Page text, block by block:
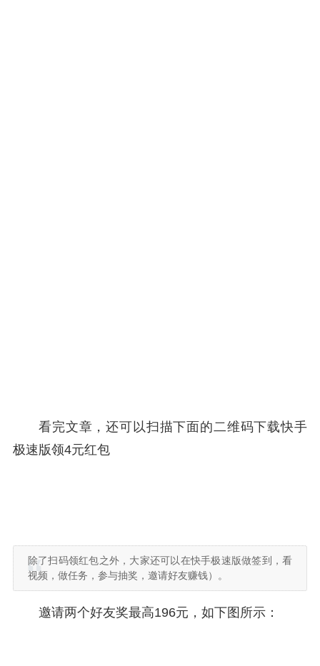
看完文章，还可以扫描下面的二维码下载快手
极速版领4元红包
除了扫码领红包之外，大家还可以在快手极速版做签到，看
视频，做任务，参与抽奖，邀请好友赚钱）。
邀请两个好友奖最高196元，如下图所示：